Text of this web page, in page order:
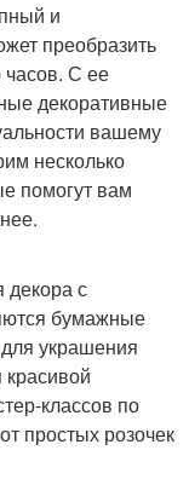
и
преобразить
часов. С ее
декоративные
вашему
несколько
помогут вам
с
бумажные
украшения
классов по
простых розочек